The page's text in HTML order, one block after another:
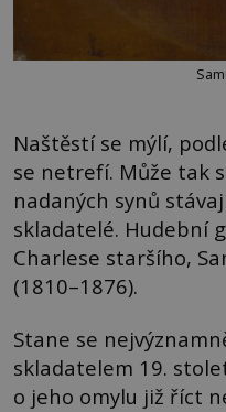
Naštěstí se mýlí,
se netrefí. Může tak
nadaných synů
skladatelé. Hudební
Charlese staršího,
(1810–1876).
Stane se
skladatelem 19.
o jeho omylu již říct